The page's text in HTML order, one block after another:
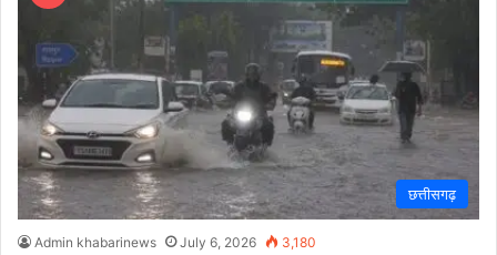
छत्तीसगढ़
Admin khabarinews July 6, 2026 3,180